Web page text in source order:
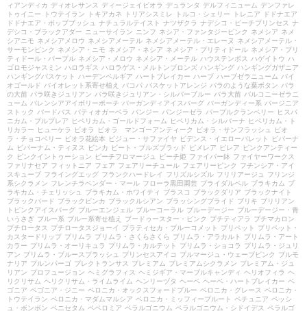
ィアンディカ ディオレサンス ディージェイビオラ デュランタ デルフィニューム デンファレ
トゥイニー
トウテイラン トキアカネ トリアシスミレ トルコ・シェリー トレニア
ドドナエア
ドドナエア・ポップブッシュ
ナチュラルテイスト ナツザクラ ナデシコ・ピーチプリンセス ナ
デシコ・ブラックアダー
ニューサイラン ニンフ ネシア・ファンタジーピンク ネメシア ネメ
シアニモ ネメシアメロウ ネメシアメーテル ネメシアメーテル・エレーヌ
ネメシアメーテル・
サーモンピンク
ネメシア・ニモ ネメシア・ネシア ネメシア・プリティドール ネメシア・プリ
ティドール・パープル ネメシア・メロウ ネメシア・メーテル ハウステンボス ハゲイトウ ハ
ゴロモジャスミン ハロラギス ハロラゲス・メルトンブロンズ ハンギング ハンギングガザニア
ハンギングバスケット
ハーデンベルギア ハートブレイカー ハーブ ハーブゼラニューム バイ
オゴールド バイオレット系寄せ植え バコパ バスケットアレンジ バラのような葉ボタン バラ
の大苗 バラ咲きジュリアン バラ咲きジュリアン・シルバーブルー バラ大苗 バルコニーゼラニ
ューム バレンシアアイボリーポーチ バーガンディアイスバーグ バーガンディー系 バージニア
ストック
バードバス パティオガーベラ パンジー パンジーゼラ パープルクランベリー
ヒスパ
ニカム・プルプレア
ヒペリカム・ゴールドフォーム ヒペリカム・シルバーナ
ヒペリカム・ト
リカラー
ヒューケラ ビオラ ビオラ マンゴーアンティーク ビオラ・サンフラッシュ
ビオ
ラ・チョコベリー
ビオラ花絵本 ビジュー・サファイヤ ビデンス・イエローパレット
ビバーナ
ム
ビバーナム・ティヌス ビンカ ビート・ブルズブラッド ピメレア ピレア
ピンクアンティー
ク
ピンクイントゥーション ピーチフロマージュ ピーチ姫 ファイバー鉢 ファイヤーワークス
ファリナセア フィットニア フェア フェアリーチュール フェアリーピンク
フチンシア・アイ
スキューブ フライングエッグ フランクハードレイ フリズルシズル フリリアージュ
フリンジ
系シクラメン フレンチラベンダー・マール フローラ黒田園芸 ブライダルベル ブラキカム ブ
ラキカム・チェリッシュ
ブラキカム・ホワイティ ブラスコ ブラックダリア ブラックナイト
ブラックバード ブラックビンカ ブラックルシアン ブラッシングブライド ブリキ ブリリアン
トピンクアイスバーグ ブルーエンジェル ブルーコーラル ブルーデージー ブルーデージー・青
いうさぎ ブルー系 ブルー系寄せ植え ブードゥースター・ピンク プチティアラ
プチマカロン
プチロータス
プチロータスジョーイ プラティセカ・ブルーコメット プリペット
プリペット・
カスタードリップ プリムラ プリムラ・さくらさくら プリムラ・アラカルト
プリムラ・アート
カラー プリムラ・オーリキュラ プリムラ・カルテット プリムラ・ショコラ
プリムラ・ジュリ
アン プリムラ・ブルースプラッシュ プリンセスアイコ プルマージュ・ウェーブピンク
プルモ
ナリア プルンパーゴ プレクトランサス プレミアム プレミアムシクラメン プレミアム・ジュ
リアン プロフュージョン ヘミグラフィス ヘミジギア・マーブルキャンディ ヘリオフィラ ヘ
リクリサム ヘリクリサム・ライムライム ヘンリーヅタ ヘーベ ヘーベ・ハートブレイカー ベ
ゴニア ベゴニア・ジニー ベロニカ・オックスフォードブルー ベロニカ・グレース ベロニカ・
トウテイラン ベロニカ・マダムマルシア ベロニカ・ミッフィープルート ペチュニア ペッシ
ュ・ボンボン ペニセタム ペペロミア ペラルゴニウム ペラルゴニウム・シドイデス ペラルゴ